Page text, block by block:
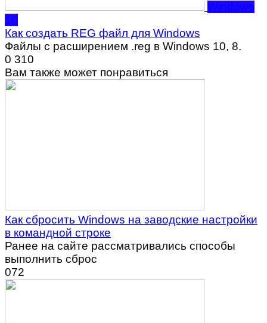
Windows
10
Как создать REG файл для Windows
Файлы с расширением .reg в Windows 10, 8.
0 310
Вам также может понравиться
Как сбросить Windows на заводские настройки
в командной строке
Ранее на сайте рассматривались способы
выполнить сброс
072